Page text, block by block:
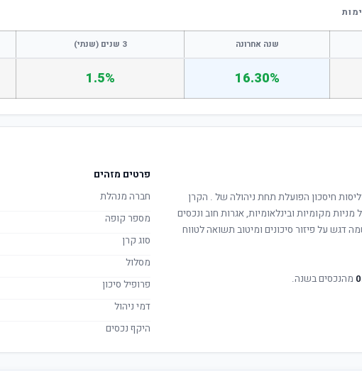
שנה אחרונה 3 שנים (שנתי)
16.30%
1.5%
חיסכון הפועלת תחת ניהולה של . הקרן
מניות מקומיות ובינלאומיות, אגרות חוב ונכסים
דגש על פיזור סיכונים ומיטוב תשואה לטווח
מהנכסים בשנה.
פרטים מזהים
חברה מנהלת
מספר קופה
סוג קרן
מסלול
פרופיל סיכון
דמי ניהול
היקף נכסים